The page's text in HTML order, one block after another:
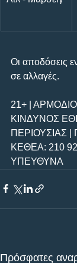
Οι αποδόσεις
σε αλλαγές.
21+ |
ΚΙΝΔΥΝΟΣ
ΠΕΡΙΟΥΣΙΑΣ
ΚΕΘΕΑ: 210
ΥΠΕΥΘΥΝΑ
Πρόσφατες